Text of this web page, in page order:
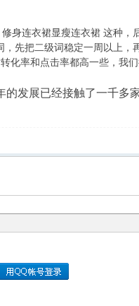
身连衣裙显瘦连衣裙 这种
先把二级词稳定一周以上
率和点击率都高一些，我
发展已经接触了一千多